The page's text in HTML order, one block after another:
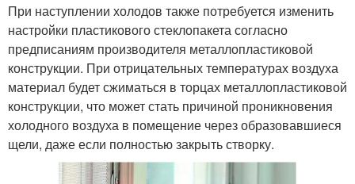
При наступлении холодов также потребуется изменить
настройки пластикового стеклопакета согласно
предписаниям производителя металлопластиковой
конструкции. При отрицательных температурах воздуха
материал будет сжиматься в торцах металлопластиковой
конструкции, что может стать причиной проникновения
холодного воздуха в помещение через образовавшиеся
щели, даже если полностью закрыть створку.